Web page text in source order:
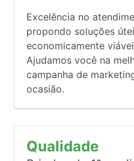
Excelência no
propondo soluções
economicamente
Ajudamos você na
campanha de
ocasião.
Qualidade